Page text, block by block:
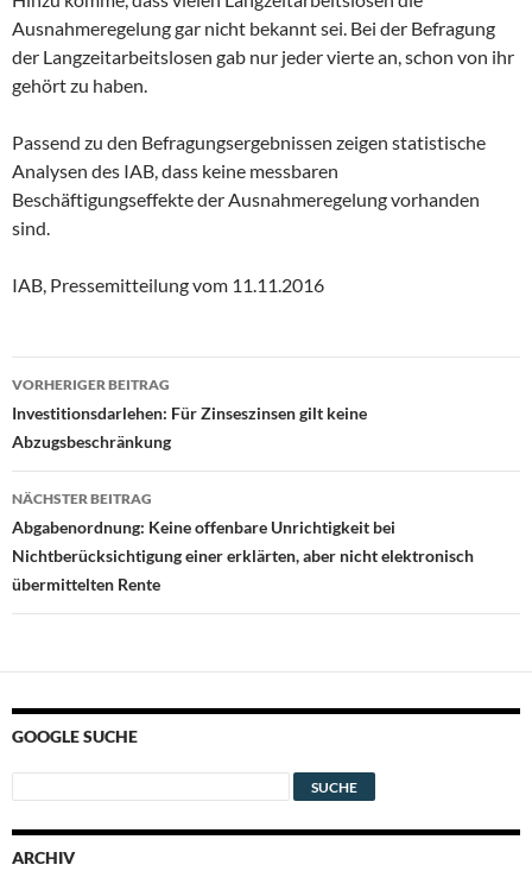
Ausnahmeregelung gar nicht bekannt sei. Bei der Befragung
der Langzeitarbeitslosen gab nur jeder vierte an, schon von ihr
gehört zu haben.
Passend zu den Befragungsergebnissen zeigen statistische
Analysen des IAB, dass keine messbaren
Beschäftigungseffekte der Ausnahmeregelung vorhanden
sind.
IAB, Pressemitteilung vom 11.11.2016
Beitragsnavigation
VORHERIGER BEITRAG
Investitionsdarlehen: Für Zinseszinsen gilt keine
Abzugsbeschränkung
NÄCHSTER BEITRAG
Abgabenordnung: Keine offenbare Unrichtigkeit bei
Nichtberücksichtigung einer erklärten, aber nicht elektronisch
übermittelten Rente
GOOGLE SUCHE
ARCHIV